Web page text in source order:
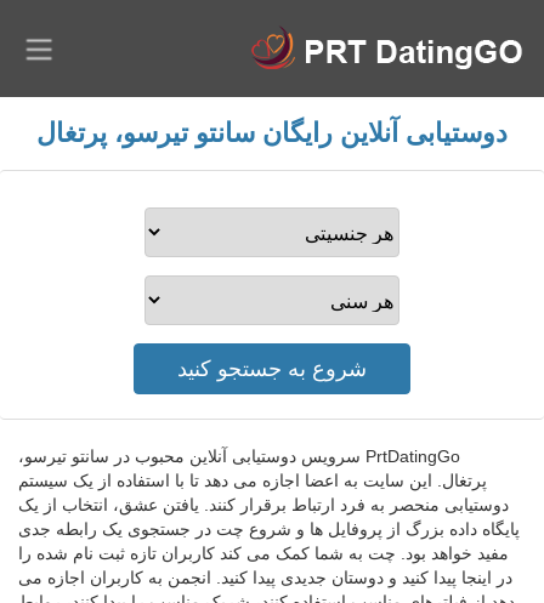
دوستیابی آنلاین رایگان سانتو تیرسو، پرتغال
PrtDatingGo سرویس دوستیابی آنلاین محبوب در سانتو تیرسو،
پرتغال. این سایت به اعضا اجازه می دهد تا با استفاده از یک سیستم
دوستیابی منحصر به فرد ارتباط برقرار کنند. یافتن عشق، انتخاب از یک
پایگاه داده بزرگ از پروفایل ها و شروع چت در جستجوی یک رابطه جدی
مفید خواهد بود. چت به شما کمک می کند کاربران تازه ثبت نام شده را
در اینجا پیدا کنید و دوستان جدیدی پیدا کنید. انجمن به کاربران اجازه می